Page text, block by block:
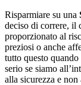
Risparmiare su una
deciso di correre, il
proporzionato al
preziosi o anche
tutto questo
serio se siamo
alla sicurezza e